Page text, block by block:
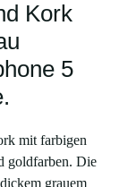
Kork
5
mit farbigen
goldfarben. Die
grauem